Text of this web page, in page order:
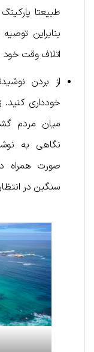
طبیعتا
اتلاف وقت خود
از بردن
خودداری کنید.
میان مردم
نگاهی به
صورت همراه
سنگین در